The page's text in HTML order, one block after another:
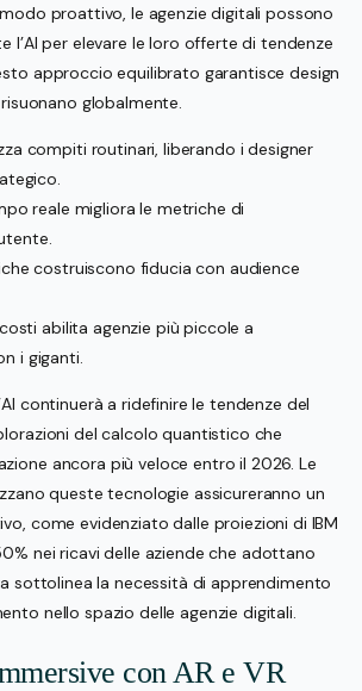
proattivo, le agenzie digitali possono
l’AI per elevare le loro offerte di tendenze
approccio equilibrato garantisce design
globalmente.
compiti routinari, liberando i designer
reale migliora le metriche di
costruiscono fiducia con audience
abilita agenzie più piccole a
i giganti.
continuerà a ridefinire le tendenze del
del calcolo quantistico che
ancora più veloce entro il 2026. Le
queste tecnologie assicureranno un
come evidenziato dalle proiezioni di IBM
nei ricavi delle aziende che adottano
sottolinea la necessità di apprendimento
nello spazio delle agenzie digitali.
con AR e VR